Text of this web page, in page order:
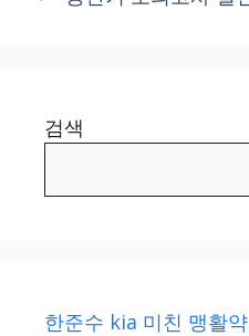
검색
한준수 kia 미친 맹활